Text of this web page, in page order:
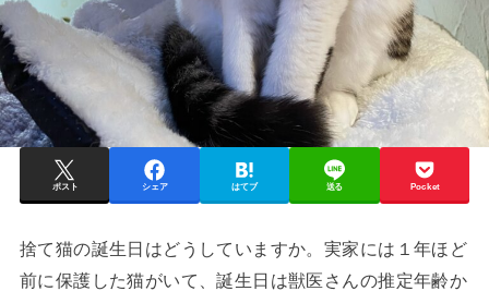
ポスト シェア はてブ 送る Pocket
捨て猫の誕生日はどうしていますか。実家には１年ほど
前に保護した猫がいて、誕生日は獣医さんの推定年齢か